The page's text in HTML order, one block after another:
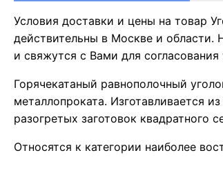
Условия доставки и цены на товар
действительны в Москве и
и свяжутся с Вами для
Горячекатаный равнополочный
металлопроката. Изготавливается
разогретых заготовок квадратного
Относятся к категории наиболее